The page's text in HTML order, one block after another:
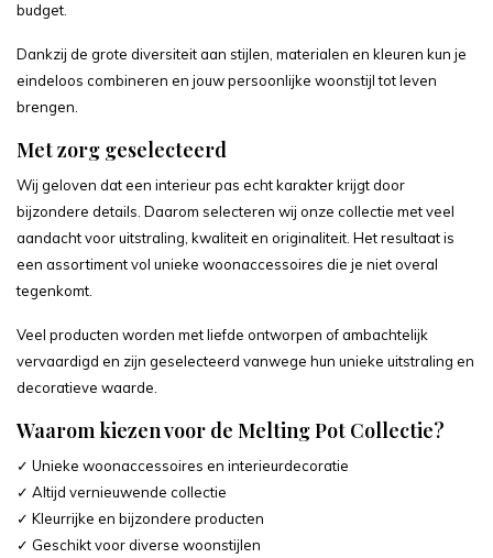
budget.
Dankzij de grote diversiteit aan stijlen, materialen en kleuren kun je
eindeloos combineren en jouw persoonlijke woonstijl tot leven
brengen.
Met zorg geselecteerd
Wij geloven dat een interieur pas echt karakter krijgt door
bijzondere details. Daarom selecteren wij onze collectie met veel
aandacht voor uitstraling, kwaliteit en originaliteit. Het resultaat is
een assortiment vol unieke woonaccessoires die je niet overal
tegenkomt.
Veel producten worden met liefde ontworpen of ambachtelijk
vervaardigd en zijn geselecteerd vanwege hun unieke uitstraling en
decoratieve waarde.
Waarom kiezen voor de Melting Pot Collectie?
✓ Unieke woonaccessoires en interieurdecoratie
✓ Altijd vernieuwende collectie
✓ Kleurrijke en bijzondere producten
✓ Geschikt voor diverse woonstijlen